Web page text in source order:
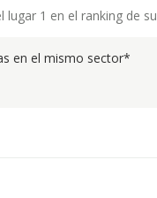
lugar 1 en el ranking de su
en el mismo sector*